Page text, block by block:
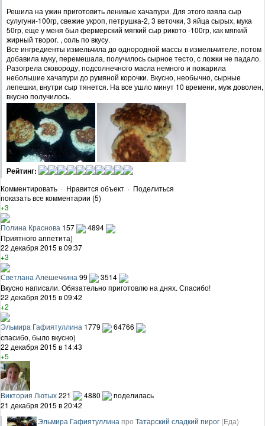
Решила на ужин приготовить ленивые хачапури. Для этого взяла сыр
сулугуни-100гр, свежие укроп, петрушка-2, 3 веточки, 3 яйца сырых, мука
50гр, еще у меня был фермерский мягкий сыр рикото -100гр, как мягкий
жирный творог. , соль по вкусу.
Все ингредиенты измельчила до однородной массы в измельчителе, потом
добавила муку, перемешала, получилось сырное тесто, с ложки не падало.
Разогрела сковороду, подсолнечного масла немного и пожарила
небольшие хачапури до румяной корочки. Вкусно, необычно, сырные
лепешки, внутри сыр тянется. На все ушло минут 10 времени, муж доволен,
вкусно получилось.
Рейтинг:
Комментировать · Нравится объект · Поделиться
показать все комментарии (5)
+3
Полина Краснова 157
4894
Приятного аппетита)
22 декабря 2015 в 09:37
+3
Светлана Алёшечкина 99
3514
Вкусно написали. Обязательно приготовлю на днях. Спасибо!
22 декабря 2015 в 09:42
+2
Эльмира Гафиятуллина 1779
64766
спасибо, было вкусно)
22 декабря 2015 в 14:43
+5
Виктория Лютых221 4880
поделилась
21 декабря 2015 в 20:42
Эльмира Гафиятуллина про Татарский сладкий пирог (Еда)